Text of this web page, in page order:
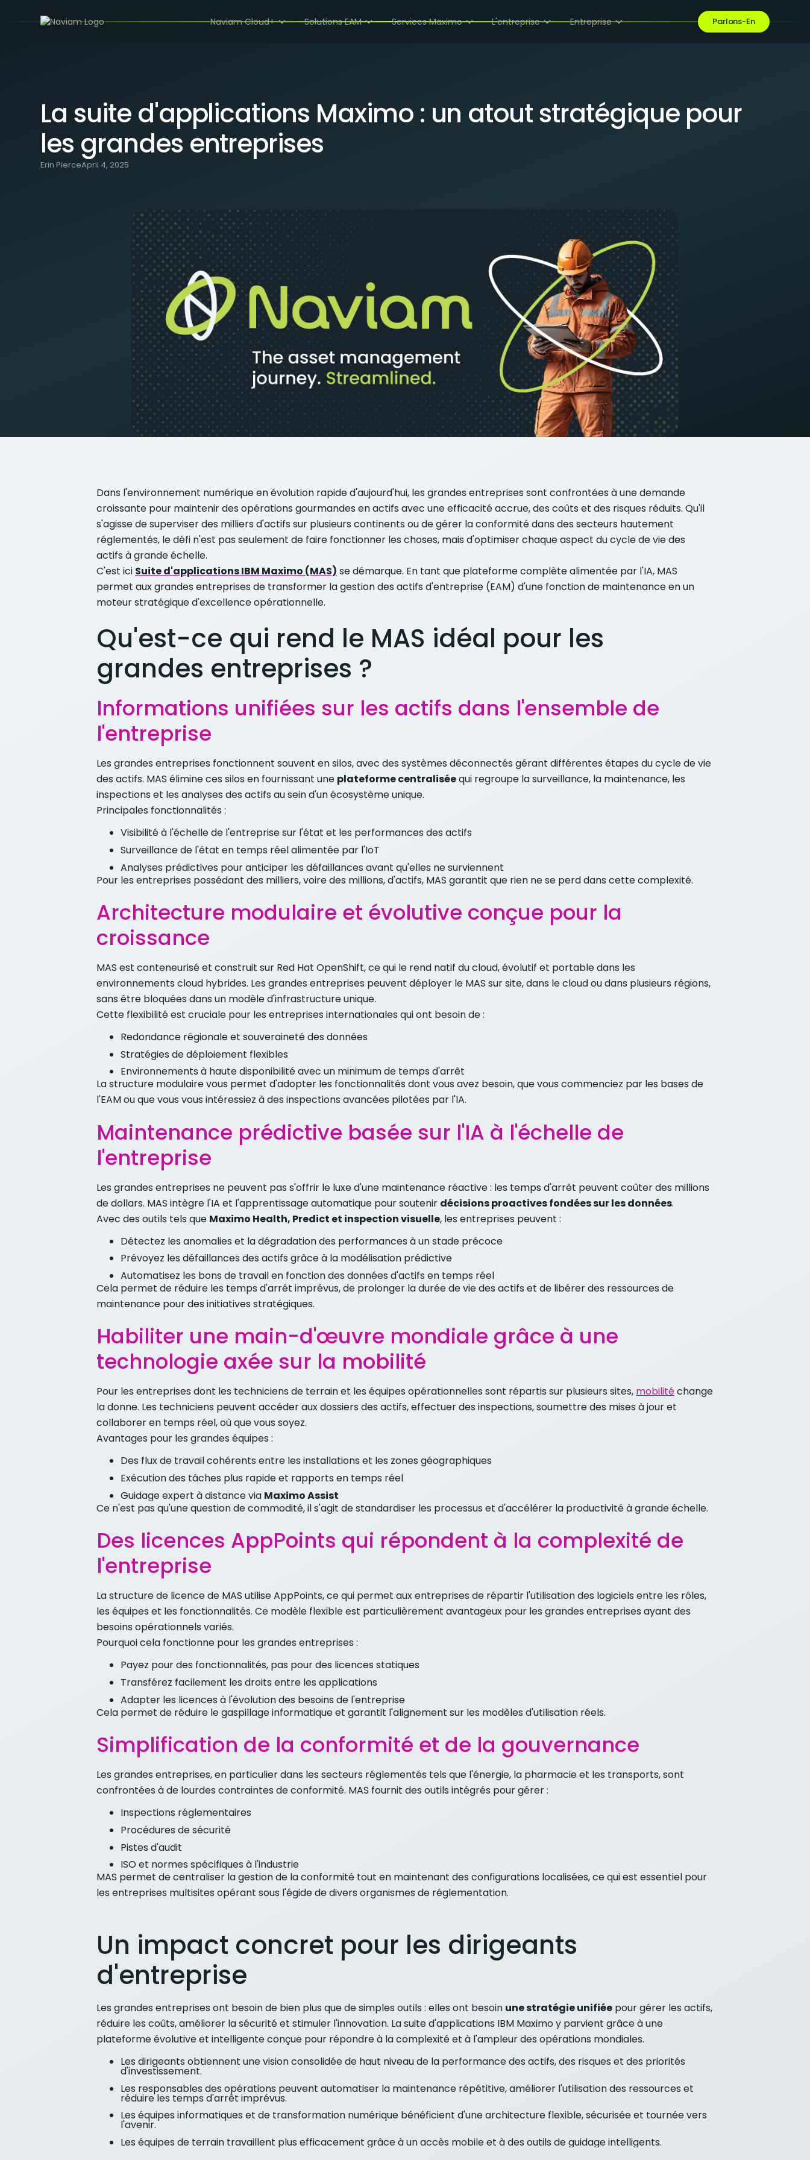
Naviam Cloud+ Solutions EAM Services Maximo L'entreprise Entreprise Parlons-En
BLOG / LA SUITE D'APPLICATIONS MAXIMO : UN ATOUT STRATÉGIQUE POUR LES GRANDES ENTREPRISES
La suite d'applications Maximo : un atout stratégique pour
les grandes entreprises
Erin PierceApril 4, 2025
Dans l'environnement numérique en évolution rapide d'aujourd'hui, les grandes entreprises sont confrontées à une demande
croissante pour maintenir des opérations gourmandes en actifs avec une efficacité accrue, des coûts et des risques réduits. Qu'il
s'agisse de superviser des milliers d'actifs sur plusieurs continents ou de gérer la conformité dans des secteurs hautement
réglementés, le défi n'est pas seulement de faire fonctionner les choses, mais d'optimiser chaque aspect du cycle de vie des
actifs à grande échelle.
C'est ici Suite d'applications IBM Maximo (MAS) se démarque. En tant que plateforme complète alimentée par l'IA, MAS
permet aux grandes entreprises de transformer la gestion des actifs d'entreprise (EAM) d'une fonction de maintenance en un
moteur stratégique d'excellence opérationnelle.
Qu'est-ce qui rend le MAS idéal pour les
grandes entreprises ?
Informations unifiées sur les actifs dans l'ensemble de
l'entreprise
Les grandes entreprises fonctionnent souvent en silos, avec des systèmes déconnectés gérant différentes étapes du cycle de vie
des actifs. MAS élimine ces silos en fournissant une plateforme centraliséequi regroupe la surveillance, la maintenance, les
inspections et les analyses des actifs au sein d'un écosystème unique.
Principales fonctionnalités :
Visibilité à l'échelle de l'entreprise sur l'état et les performances des actifs
Surveillance de l'état en temps réel alimentée par l'IoT
Analyses prédictives pour anticiper les défaillances avant qu'elles ne surviennent
Pour les entreprises possédant des milliers, voire des millions, d'actifs, MAS garantit que rien ne se perd dans cette complexité.
Architecture modulaire et évolutive conçue pour la
croissance
MAS est conteneurisé et construit sur Red Hat OpenShift, ce qui le rend natif du cloud, évolutif et portable dans les
environnements cloud hybrides. Les grandes entreprises peuvent déployer le MAS sur site, dans le cloud ou dans plusieurs régions,
sans être bloquées dans un modèle d'infrastructure unique.
Cette flexibilité est cruciale pour les entreprises internationales qui ont besoin de :
Redondance régionale et souveraineté des données
Stratégies de déploiement flexibles
Environnements à haute disponibilité avec un minimum de temps d'arrêt
La structure modulaire vous permet d'adopter les fonctionnalités dont vous avez besoin, que vous commenciez par les bases de
l'EAM ou que vous vous intéressiez à des inspections avancées pilotées par l'IA.
Maintenance prédictive basée sur l'IA à l'échelle de
l'entreprise
Les grandes entreprises ne peuvent pas s'offrir le luxe d'une maintenance réactive : les temps d'arrêt peuvent coûter des millions
de dollars. MAS intègre l'IA et l'apprentissage automatique pour soutenir décisions proactives fondées sur les données.
Avec des outils tels que Maximo Health, Predict et inspection visuelle, les entreprises peuvent :
Détectez les anomalies et la dégradation des performances à un stade précoce
Prévoyez les défaillances des actifs grâce à la modélisation prédictive
Automatisez les bons de travail en fonction des données d'actifs en temps réel
Cela permet de réduire les temps d'arrêt imprévus, de prolonger la durée de vie des actifs et de libérer des ressources de
maintenance pour des initiatives stratégiques.
Habiliter une main-d'œuvre mondiale grâce à une
technologie axée sur la mobilité
Pour les entreprises dont les techniciens de terrain et les équipes opérationnelles sont répartis sur plusieurs sites, mobilitéchange
la donne. Les techniciens peuvent accéder aux dossiers des actifs, effectuer des inspections, soumettre des mises à jour et
collaborer en temps réel, où que vous soyez.
Avantages pour les grandes équipes :
Des flux de travail cohérents entre les installations et les zones géographiques
Exécution des tâches plus rapide et rapports en temps réel
Guidage expert à distance via Maximo Assist
Ce n'est pas qu'une question de commodité, il s'agit de standardiser les processus et d'accélérer la productivité à grande échelle.
Des licences AppPoints qui répondent à la complexité de
l'entreprise
La structure de licence de MAS utilise AppPoints, ce qui permet aux entreprises de répartir l'utilisation des logiciels entre les rôles,
les équipes et les fonctionnalités. Ce modèle flexible est particulièrement avantageux pour les grandes entreprises ayant des
besoins opérationnels variés.
Pourquoi cela fonctionne pour les grandes entreprises :
Payez pour des fonctionnalités, pas pour des licences statiques
Transférez facilement les droits entre les applications
Adapter les licences à l'évolution des besoins de l'entreprise
Cela permet de réduire le gaspillage informatique et garantit l'alignement sur les modèles d'utilisation réels.
Simplification de la conformité et de la gouvernance
Les grandes entreprises, en particulier dans les secteurs réglementés tels que l'énergie, la pharmacie et les transports, sont
confrontées à de lourdes contraintes de conformité. MAS fournit des outils intégrés pour gérer :
Inspections réglementaires
Procédures de sécurité
Pistes d'audit
ISO et normes spécifiques à l'industrie
MAS permet de centraliser la gestion de la conformité tout en maintenant des configurations localisées, ce qui est essentiel pour
les entreprises multisites opérant sous l'égide de divers organismes de réglementation.
Un impact concret pour les dirigeants
d'entreprise
Les grandes entreprises ont besoin de bien plus que de simples outils : elles ont besoin une stratégie unifiée pour gérer les actifs,
réduire les coûts, améliorer la sécurité et stimuler l'innovation. La suite d'applications IBM Maximo y parvient grâce à une
plateforme évolutive et intelligente conçue pour répondre à la complexité et à l'ampleur des opérations mondiales.
Les dirigeants obtiennent une vision consolidée de haut niveau de la performance des actifs, des risques et des priorités
d'investissement.
Les responsables des opérations peuvent automatiser la maintenance répétitive, améliorer l'utilisation des ressources et
réduire les temps d'arrêt imprévus.
Les équipes informatiques et de transformation numérique bénéficient d'une architecture flexible, sécurisée et tournée vers
l'avenir.
Les équipes de terrain travaillent plus efficacement grâce à un accès mobile et à des outils de guidage intelligents.